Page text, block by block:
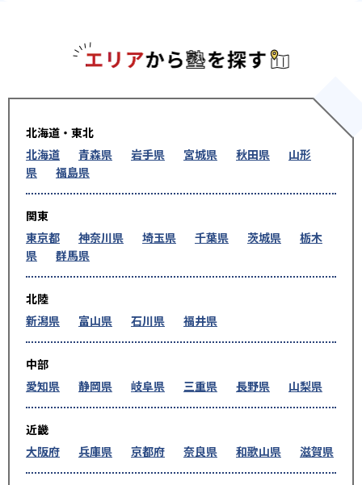
北海道・東北
北海道
青森県 岩手県 宮城県 秋田県
山形
県
福島県
関東
東京都
神奈川県 埼玉県 千葉県 茨城県
栃木
県
群馬県
北陸
新潟県
富山県 石川県 福井県
中部
愛知県
静岡県 岐阜県 三重県 長野県 山梨県
近畿
大阪府
兵庫県 京都府 奈良県 和歌山県 滋賀県